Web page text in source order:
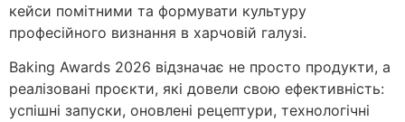
кейси помітними та формувати культуру
професійного визнання в харчовій галузі.
Baking Awards 2026 відзначає не просто продукти, а
реалізовані проєкти, які довели свою ефективність:
успішні запуски, оновлені рецептури, технологічні